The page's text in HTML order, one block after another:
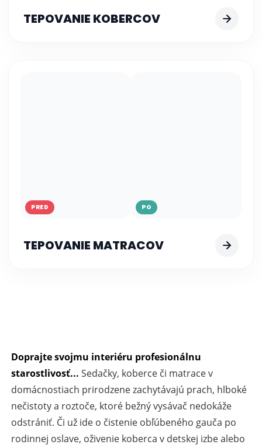
TEPOVANIE KOBERCOV
PRED PO
TEPOVANIE MATRACOV
Doprajte svojmu interiéru profesionálnu
starostlivosť... Sedačky, koberce či matrace v
domácnostiach prirodzene zachytávajú prach, hlboké
nečistoty a roztoče, ktoré bežný vysávač nedokáže
odstrániť. Či už ide o čistenie obľúbeného gauča po
rodinnej oslave, oživenie koberca v detskej izbe alebo